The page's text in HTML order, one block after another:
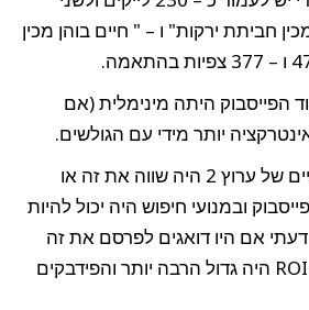
חביתת ירקות" ו – " חיים בוהן מכין
הפייסבוק היתה מינימלית (אם
יותר מידי עם הגולשים.
האם פרסום בפריים טיים של ערוץ 2 היה שווה את זה או
ובמנועי חיפוש היה יכול להיות
אם היו דואגים לפרסם את זה
בזירה המתאימה, ה – ROI היה גדול הרבה יותר והפידבקים